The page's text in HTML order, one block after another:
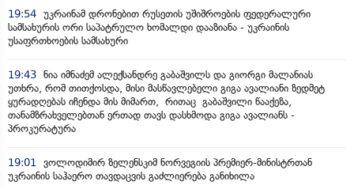
19:54 უკრაინამ დრონებით რუსეთის უშიშროების ფედერალური
სამსახურის ორი საპატრულო ხომალდი დააზიანა - უკრაინის
უსაფრთხოების სამსახური
19:43 ნია იმნაძემ ალექსანდრე გაბაშვილს და გიორგი მალანიას
უთხრა, რომ თითქოსდა, მისი მასწავლებელი გიგა ავალიანი ზედმეტ
ყურადღებას იჩენდა მის მიმართ, რითაც გაბაშვილი წააქეზა,
თანამზრახველებთან ერთად თავს დასხმოდა გიგა ავალიანს -
პროკურატურა
19:01
ვოლოდიმირ ზელენსკიმ ნორვეგიის პრემიერ-მინისტრთან
უკრაინის საჰაერო თავდაცვის გაძლიერება განიხილა